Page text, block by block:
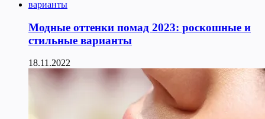
Модные оттенки помад 2023: роскошные и
стильные варианты
18.11.2022